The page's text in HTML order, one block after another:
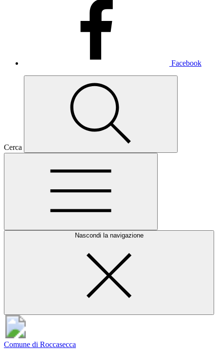
Facebook
Cerca
Nascondi la navigazione
Comune di Roccasecca